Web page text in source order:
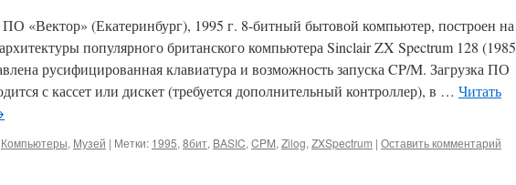
ПО «Вектор» (Екатеринбург), 1995 г. 8-битный бытовой компьютер, построен на
популярного британского компьютера Sinclair ZX Spectrum 128 (1985
русифицированная клавиатура и возможность запуска CP/M. Загрузка ПО
с кассет или дискет (требуется дополнительный контроллер), в … Читать
Компьютеры, Музей | Метки: 1995, 8бит, BASIC, CPM, Zilog, ZXSpectrum | Оставить комментарий